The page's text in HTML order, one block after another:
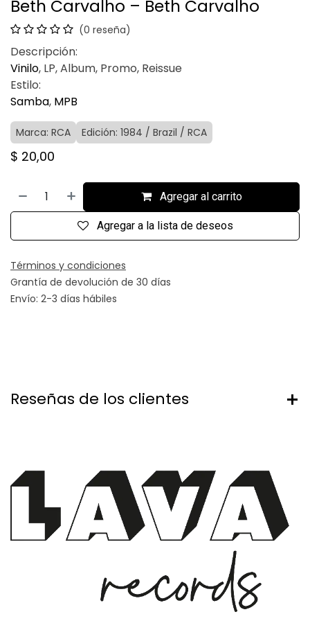
Beth Carvalho – Beth Carvalho
(0 reseña)
Descripción:
Vinilo, LP, Album, Promo, Reissue
Estilo:
Samba, MPB
Marca: RCA Edición: 1984 / Brazil / RCA
$ 20,00
Agregar al carrito
Agregar a la lista de deseos
Términos y condiciones
Grantía de devolución de 30 días
Envío: 2-3 días hábiles
Reseñas de los clientes